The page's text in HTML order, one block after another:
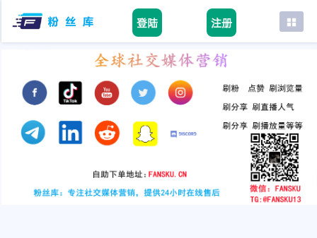
登陆 注册
首页
tiktok
youtube
instagram